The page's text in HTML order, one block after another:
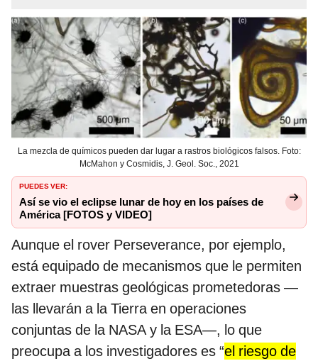
La mezcla de químicos pueden dar lugar a rastros biológicos falsos. Foto:
McMahon y Cosmidis, J. Geol. Soc., 2021
PUEDES VER:
Así se vio el eclipse lunar de hoy en los países de
América [FOTOS y VIDEO]
Aunque el rover Perseverance, por ejemplo,
está equipado de mecanismos que le permiten
extraer muestras geológicas prometedoras —
las llevarán a la Tierra en operaciones
conjuntas de la NASA y la ESA—, lo que
preocupa a los investigadores es “el riesgo de